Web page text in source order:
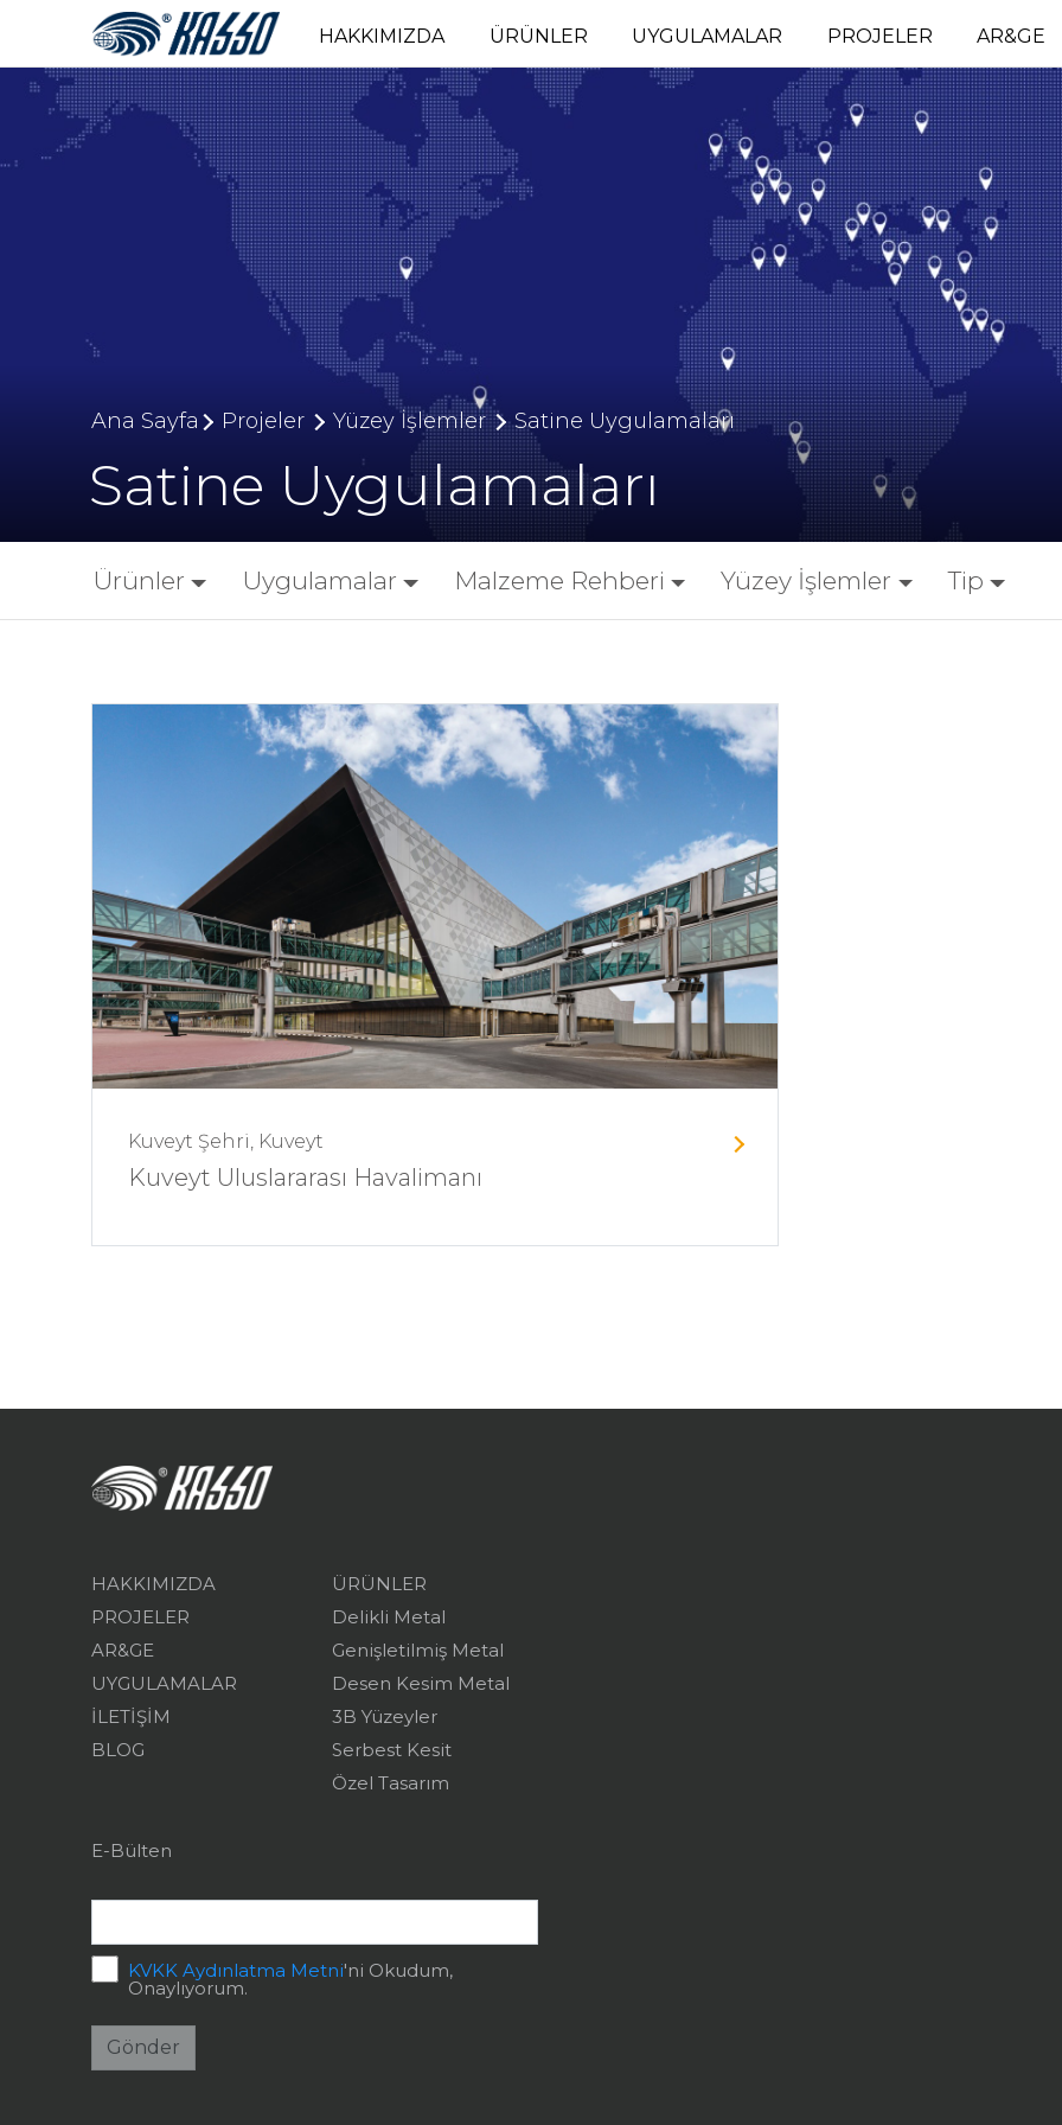
HAKKIMIZDA ÜRÜNLER UYGULAMALAR PROJELER AR&GE
Ana Sayfa Projeler Yüzey İşlemler Satine Uygulamaları
Satine Uygulamaları
Ürünler Uygulamalar Malzeme Rehberi Yüzey İşlemler Tip
Kuveyt Şehri, Kuveyt
Kuveyt Uluslararası Havalimanı
HAKKIMIZDA
PROJELER
AR&GE
UYGULAMALAR
İLETİŞİM
BLOG
ÜRÜNLER
Delikli Metal
Genişletilmiş Metal
Desen Kesim Metal
3B Yüzeyler
Serbest Kesit
Özel Tasarım
E-Bülten
KVKK Aydınlatma Metni'ni Okudum,
Onaylıyorum.
Gönder